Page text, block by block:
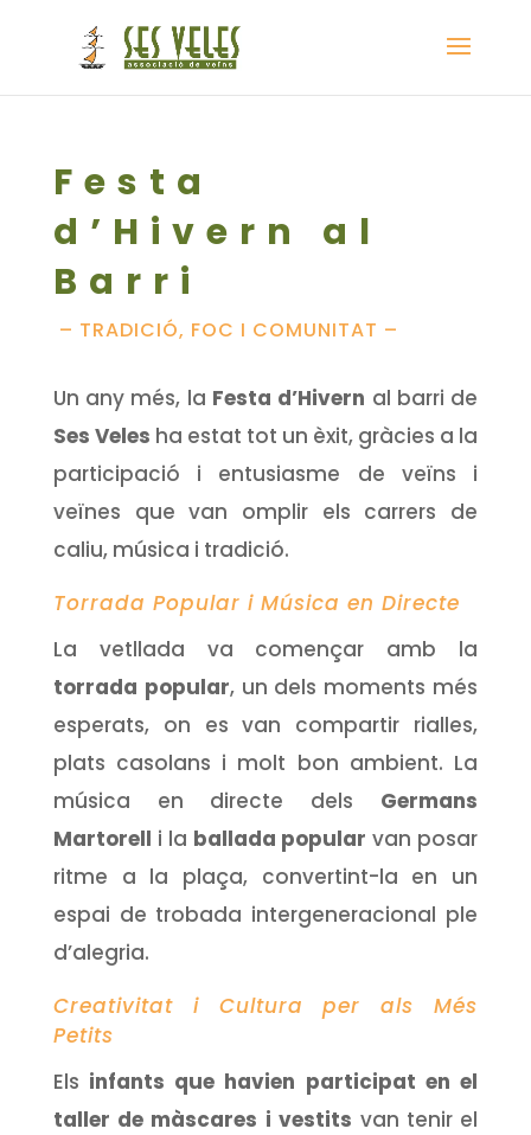
Festa
d’Hivern al
Barri
– TRADICIÓ, FOC I COMUNITAT –
Un any més, la Festa d’Hivern al barri de
Ses Veles ha estat tot un èxit, gràcies a la
participació i entusiasme de veïns i
veïnes que van omplir els carrers de
caliu, música i tradició.
Torrada Popular i Música en Directe
La vetllada va començar amb la
torrada popular, un dels moments més
esperats, on es van compartir rialles,
plats casolans i molt bon ambient. La
música en directe dels Germans
Martorell i la ballada popular van posar
ritme a la plaça, convertint-la en un
espai de trobada intergeneracional ple
d’alegria.
Creativitat i Cultura per als Més
Petits
Els infants que havien participat en el
taller de màscares i vestits van tenir el